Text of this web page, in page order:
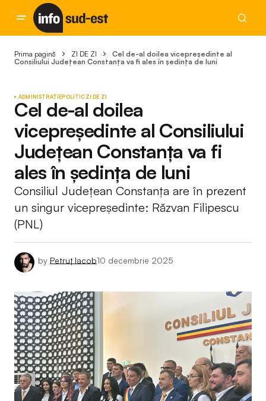
Prima pagină ZI DE ZI
Cel de-al doilea vicepreședinte al
Consiliului Județean Constanța va fi ales în ședința de luni
ADMINISTRAȚIEPOLITICZI DE ZI
Cel de-al doilea
vicepreședinte al Consiliului
Județean Constanța va fi
ales în ședința de luni
Consiliul Județean Constanța are în prezent
un singur vicepreședinte: Răzvan Filipescu
(PNL)
by Petruț Iacob10 decembrie 2025